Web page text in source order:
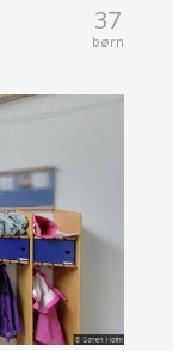
37
børn